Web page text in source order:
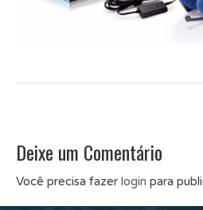
Deixe um Comentário
Você precisa fazer login para